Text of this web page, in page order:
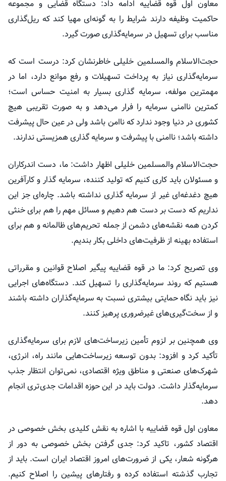
معاون اول قوه قضاییه ادامه داد: دستگاه قضایی و مجموعه
حاکمیت وظیفه دارند شرایط را به گونه‌ای مهیا کند که ریل‌گذاری
مناسب برای تسهیل در سرمایه‌گذاری صورت گیرد.
حجت‌الاسلام والمسلمین خلیلی خاطرنشان کرد: درست است که
سرمایه‌گذاری نیاز به پرداخت تسهیلات و رفع موانع دارد، اما در
مهمترین مولفه، سرمایه گذاری بسیار به امنیت حساس است؛
کمترین ناامنی سرمایه را فرار می‌دهد و به صورت تقریبی هیچ
کشوری در دنیا وجود ندارد که ناامن باشد ولی در عین حال پیشرفت
داشته باشد؛ ناامنی با پیشرفت و سرمایه گذاری همزیستی ندارند.
حجت‌الاسلام والمسلمین خلیلی اظهار داشت: ما، دست اندرکاران
و مسئولان باید کاری کنیم که تولید کننده، سرمایه گذار و کارآفرین
هیچ دغدغه‌ای غیر از سرمایه گذاری نداشته باشد. چاره‌ای جز این
نداریم که دست بر دست هم دهیم و مسائل مهم را هم برای خنثی
کردن همه نقشه‌های دشمن از جمله تحریم‌های ظالمانه و هم برای
استفاده بهینه از ظرفیت‌های داخلی بکار بندیم.
وی تصریح کرد: ما در قوه قضاییه پیگیر اصلاح قوانین و مقرراتی
هستیم که روند سرمایه‌گذاری را تسهیل کند. دستگاه‌های اجرایی
نیز باید نگاه حمایتی بیشتری نسبت به سرمایه‌گذاران داشته باشند
و از سخت‌گیری‌های غیرضروری پرهیز کنند.
وی همچنین بر لزوم تأمین زیرساخت‌های لازم برای سرمایه‌گذاری
تأکید کرد و افزود: بدون توسعه زیرساخت‌هایی مانند راه، انرژی،
شهرک‌های صنعتی و مناطق ویژه اقتصادی، نمی‌توان انتظار جذب
سرمایه‌گذار داشت. دولت باید در این حوزه اقدامات جدی‌تری انجام
دهد.
معاون اول قوه قضاییه با اشاره به نقش کلیدی بخش خصوصی در
اقتصاد کشور، تاکید کرد: جدی گرفتن بخش خصوصی به دور از
هرگونه شعار، یکی از ضرورت‌های امروز اقتصاد ایران است. باید از
تجارب گذشته استفاده کرده و رفتارهای پیشین را اصلاح کنیم.